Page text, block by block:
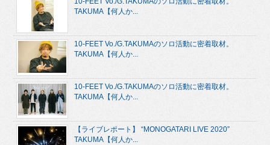
TAKUMA【何人か...
10-FEET Vo./G.TAKUMAのソロ活動に密着取材。
TAKUMA【何人か...
10-FEET Vo./G.TAKUMAのソロ活動に密着取材。
TAKUMA【何人か...
【ライブレポート】 “MONOGATARI LIVE 2020”
TAKUMA【何人か...